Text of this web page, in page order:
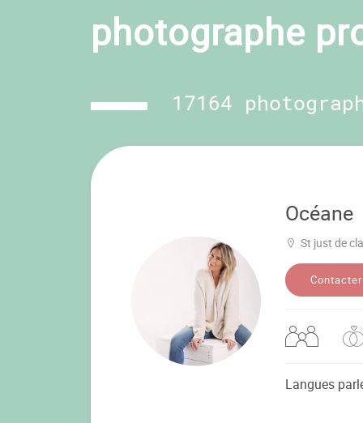
photographe
17164
Océane
St just de
Contacter
Langues